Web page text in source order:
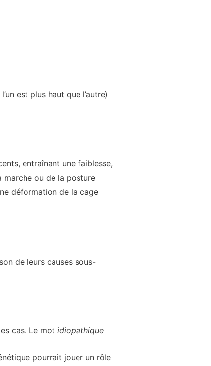
est plus haut que l’autre)
entraînant une faiblesse,
marche ou de la posture
déformation de la cage
de leurs causes sous-
cas. Le mot idiopathique
pourrait jouer un rôle